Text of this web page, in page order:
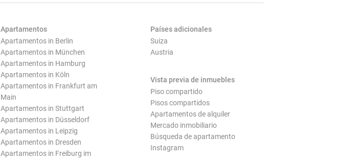
Apartamentos
Apartamentos in Berlin
Apartamentos in München
Apartamentos in Hamburg
Apartamentos in Köln
Apartamentos in Frankfurt am
Main
Apartamentos in Stuttgart
Apartamentos in Düsseldorf
Apartamentos in Leipzig
Apartamentos in Dresden
Apartamentos in Freiburg im
Países adicionales
Suiza
Austria
Vista previa de inmuebles
Piso compartido
Pisos compartidos
Apartamentos de alquiler
Mercado inmobiliario
Búsqueda de apartamento
Instagram